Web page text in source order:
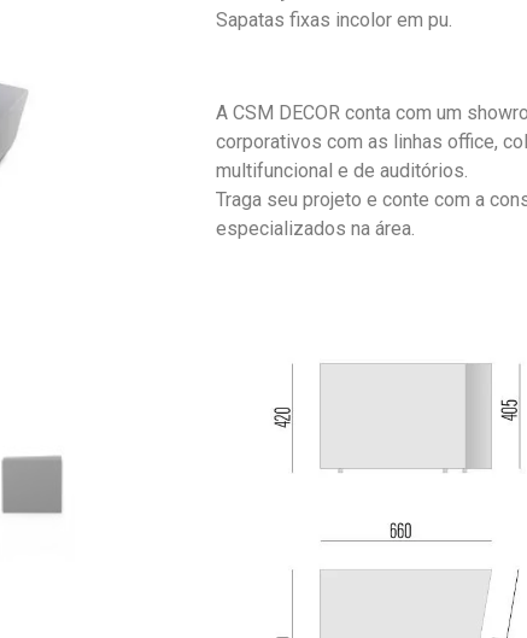
Sapatas fixas incolor em pu.
A CSM DECOR conta com um
corporativos com as linhas office,
multifuncional e de auditórios.
Traga seu projeto e conte com a
especializados na área.